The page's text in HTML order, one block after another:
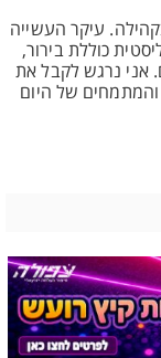
עיקר העשייה
כוללת בירור,
אני נרגש לקבל את
של היום